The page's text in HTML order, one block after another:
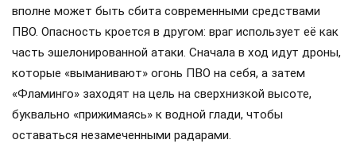
вполне может быть сбита современными средствами
ПВО. Опасность кроется в другом: враг использует её как
часть эшелонированной атаки. Сначала в ход идут дроны,
которые «выманивают» огонь ПВО на себя, а затем
«Фламинго» заходят на цель на сверхнизкой высоте,
буквально «прижимаясь» к водной глади, чтобы
оставаться незамеченными радарами.